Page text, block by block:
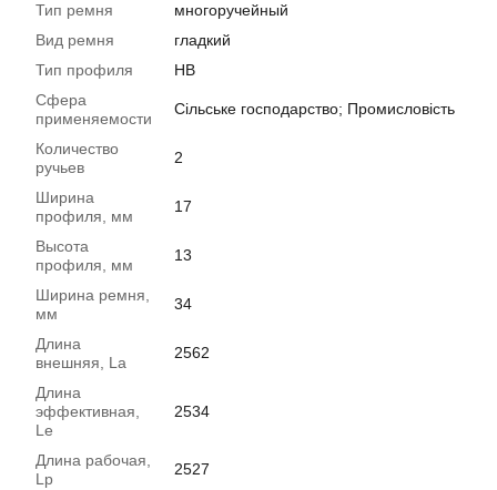
Тип ремня
многоручейный
Вид ремня
гладкий
Тип профиля
HB
Сфера
применяемости
Сільське господарство; Промисловість
Количество
ручьев
2
Ширина
профиля, мм
17
Высота
профиля, мм
13
Ширина ремня,
мм
34
Длина
внешняя, La
2562
Длина
эффективная,
Le
2534
Длина рабочая,
Lp
2527